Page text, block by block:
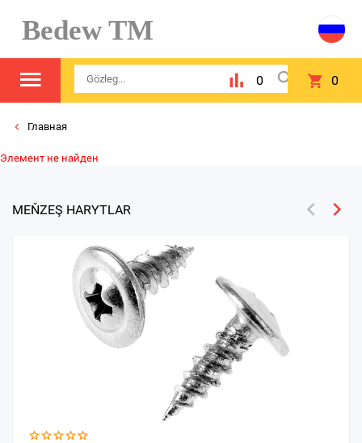
Bedew TM
0 0
Главная
Элемент не найден
MEŇZEŞ HARYTLAR